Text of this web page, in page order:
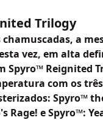
Trilogy
chamuscadas, a
vez, em alta
Spyro™ Reignited
com os
Spyro™
Rage! e Spyro™: